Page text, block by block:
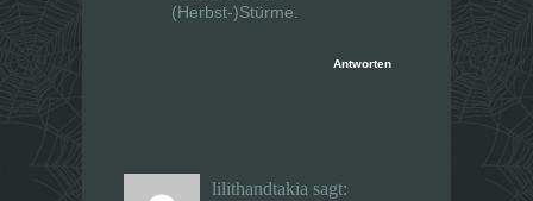
(Herbst-)Stürme.
Antworten
lilithandtakia sagt: